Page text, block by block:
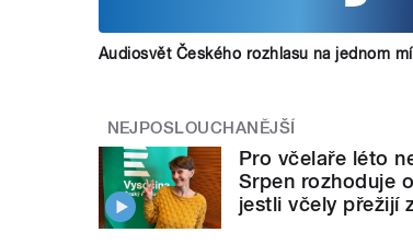
Audiosvět Českého rozhlasu na jednom
NEJPOSLOUCHANĚJŠÍ
Pro včelaře léto
Srpen rozhoduje
jestli včely přežijí